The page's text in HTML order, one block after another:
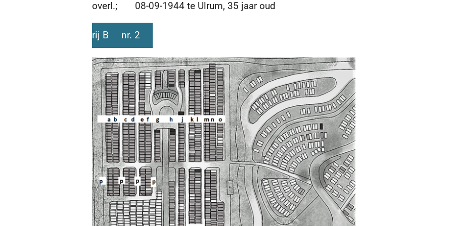
overl.; 08-09-1944 te Ulrum, 35 jaar oud
rij B nr. 2